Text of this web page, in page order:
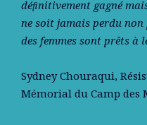
déﬁnitivement gagné
ne soit jamais perdu non
des femmes sont prêts à
Sydney Chouraqui,
Mémorial du Camp des